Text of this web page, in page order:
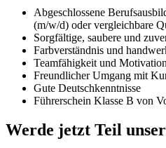
Abgeschlossene
(m/w/d) oder vergleichbare
Sorgfältige, saubere und
Farbverständnis und
Teamfähigkeit und Motivation
Freundlicher Umgang mit
Gute Deutschkenntnisse
Führerschein Klasse B von
Werde jetzt Teil